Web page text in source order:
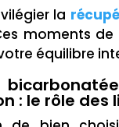
la
moments
équilibre
: le rôle des